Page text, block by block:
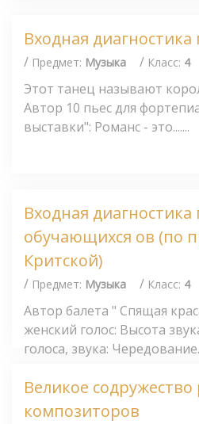
Входная
/ Предмет: Музыка / Класс: 4
Этот танец называют
Автор 10 пьес для
выставки": Романс - это.......
Входная
обучающихся ов (по
Критской)
/ Предмет: Музыка / Класс: 4
Автор балета " Спящая
женский голос: Высота
голоса, звука:
Великое содружество
композиторов